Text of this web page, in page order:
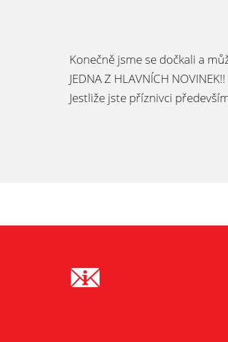
Konečně jsme se dočkali a
JEDNA Z HLAVNÍCH NOVINEK!!
Jestliže jste příznivci